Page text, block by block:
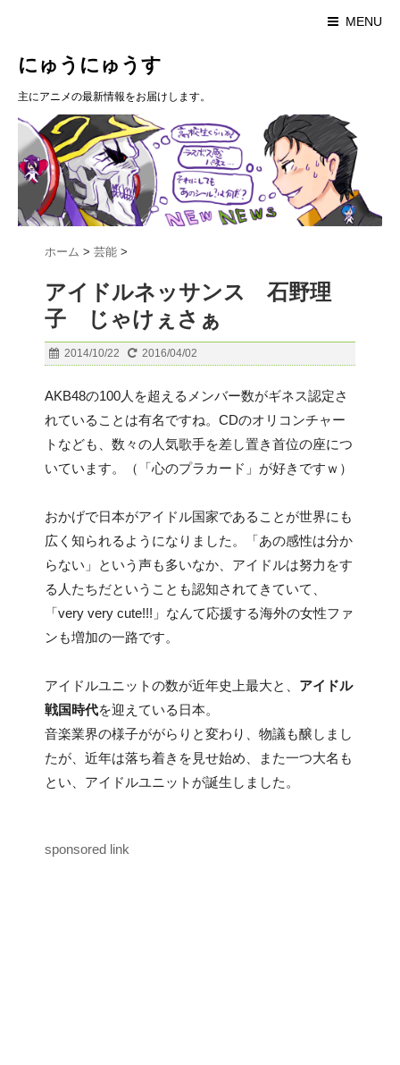
MENU
にゅうにゅうす
主にアニメの最新情報をお届けします。
ホーム > 芸能 >
アイドルネッサンス 石野理
子 じゃけぇさぁ
2014/10/22 2016/04/02
AKB48の100人を超えるメンバー数がギネス認定さ
れていることは有名ですね。CDのオリコンチャー
トなども、数々の人気歌手を差し置き首位の座につ
いています。（「心のプラカード」が好きですｗ）
おかげで日本がアイドル国家であることが世界にも
広く知られるようになりました。「あの感性は分か
らない」という声も多いなか、アイドルは努力をす
る人たちだということも認知されてきていて、
「very very cute!!!」なんて応援する海外の女性ファ
ンも増加の一路です。
アイドルユニットの数が近年史上最大と、 アイドル
戦国時代を迎えている日本。
音楽業界の様子ががらりと変わり、物議も醸しまし
たが、近年は落ち着きを見せ始め、また一つ大名も
とい、アイドルユニットが誕生しました。
sponsored link